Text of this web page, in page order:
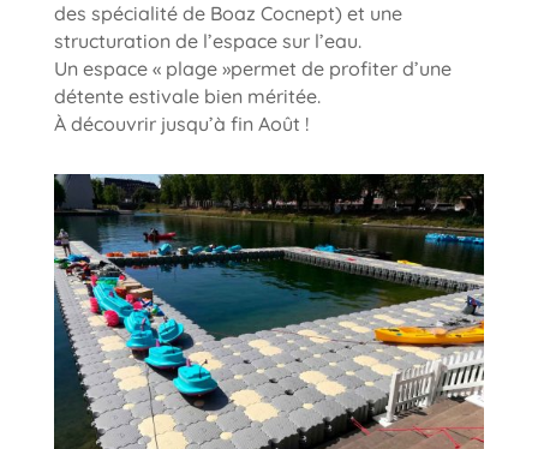
des spécialité de Boaz Cocnept) et une
structuration de l’espace sur l’eau.
Un espace « plage »permet de profiter d’une
détente estivale bien méritée.
À découvrir jusqu’à fin Août !